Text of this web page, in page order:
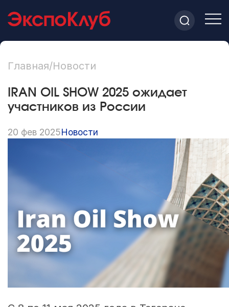
Главная/Новости
IRAN OIL SHOW 2025 ожидает
участников из России
20 фев 2025Новости